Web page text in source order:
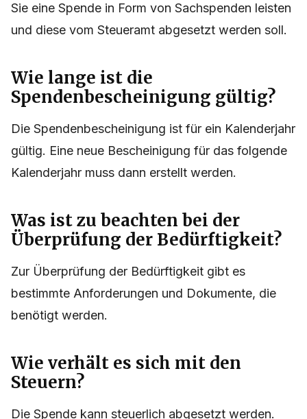
Sie eine Spende in Form von Sachspenden leisten
und diese vom Steueramt abgesetzt werden soll.
Wie lange ist die
Spendenbescheinigung gültig?
Die Spendenbescheinigung ist für ein Kalenderjahr
gültig. Eine neue Bescheinigung für das folgende
Kalenderjahr muss dann erstellt werden.
Was ist zu beachten bei der
Überprüfung der Bedürftigkeit?
Zur Überprüfung der Bedürftigkeit gibt es
bestimmte Anforderungen und Dokumente, die
benötigt werden.
Wie verhält es sich mit den
Steuern?
Die Spende kann steuerlich abgesetzt werden.